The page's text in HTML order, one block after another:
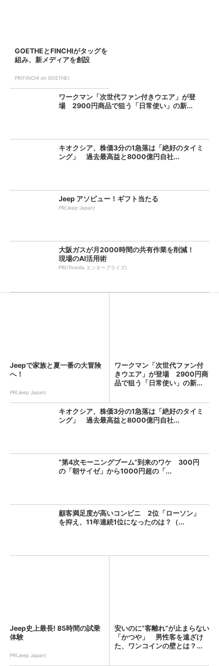
GOETHEとFINCHIがタッグを
組み、新メディアを創設
PR(FINCHI on GOETHE)
ワークマン「次世代ファン付きウエア」が登
場 2900円商品で狙う「日常使い」の新...
キオクシア、株価3分の1急落は「絶好のタイミ
ング」 過去最高益と8000億円自社...
Jeep アソビュー！ギフト当たる
PR(Jeep Japan)
大阪ガスが月2000時間の共有作業を削減！
現場のAI活用術
PR(ITmedia エンタープライズ)
Jeepで家族と夏一番の大冒険
へ！
PR(Jeep Japan)
ワークマン「次世代ファン付
きウエア」が登場 2900円商
品で狙う「日常使い」の新...
キオクシア、株価3分の1急落は「絶好のタイミ
ング」 過去最高益と8000億円自社...
“第4次モーニングブーム”到来のワケ 300円
の「朝サイゼ」から1000円超の「...
顧客満足度が高いコンビニ 2位「ローソン」
を抑え、11年連続1位になったのは？（...
Jeep史上最長! 85時間の試乗
体験
PR(Jeep Japan)
安いのに“客離れ”が止まらない
「かつや」 男性客を遠ざけ
た、ワンコインの壁とは？...